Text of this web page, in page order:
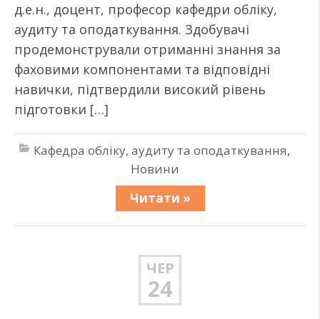
д.е.н., доцент, професор кафедри обліку,
аудиту та оподаткування. Здобувачі
продемонстрували отриманні знання за
фаховими компонентами та відповідні
навички, підтвердили високий рівень
підготовки […]
Кафедра обліку, аудиту та оподаткування,
Новини
Читати »
ЧЕР
24